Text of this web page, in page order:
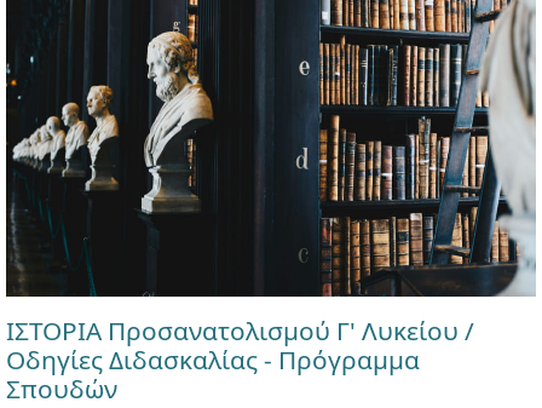
ΙΣΤΟΡΙΑ Προσανατολισμού Γ' Λυκείου /
Οδηγίες Διδασκαλίας - Πρόγραμμα
Σπουδών